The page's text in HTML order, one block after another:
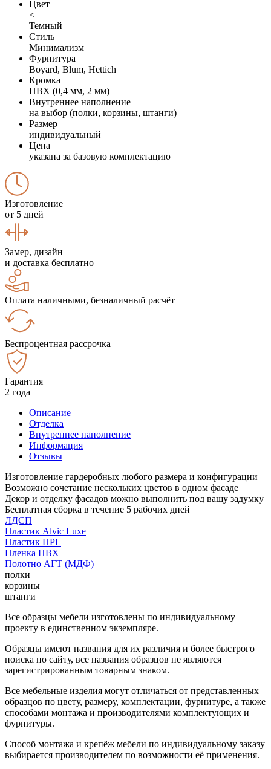
Цвет
<
Темный
Стиль
Минимализм
Фурнитура
Boyard, Blum, Hettich
Кромка
ПВХ (0,4 мм, 2 мм)
Внутреннее наполнение
на выбор (полки, корзины, штанги)
Размер
индивидуальный
Цена
указана за базовую комплектацию
Изготовление
от 5 дней
Замер, дизайн
и доставка бесплатно
Оплата наличными, безналичный расчёт
Беспроцентная рассрочка
Гарантия
2 года
Описание
Отделка
Внутреннее наполнение
Информация
Отзывы
Изготовление гардеробных любого размера и конфигурации
Возможно сочетание нескольких цветов в одном фасаде
Декор и отделку фасадов можно выполнить под вашу задумку
Бесплатная сборка в течение 5 рабочих дней
ЛДСП
Пластик Alvic Luxe
Пластик HPL
Пленка ПВХ
Полотно АГТ (МДФ)
полки
корзины
штанги
Все образцы мебели изготовлены по индивидуальному
проекту в единственном экземпляре.
Образцы имеют названия для их различия и более быстрого
поиска по сайту, все названия образцов не являются
зарегистрированным товарным знаком.
Все мебельные изделия могут отличаться от представленных
образцов по цвету, размеру, комплектации, фурнитуре, а также
способами монтажа и производителями комплектующих и
фурнитуры.
Способ монтажа и крепёж мебели по индивидуальному заказу
выбирается производителем по возможности её применения.